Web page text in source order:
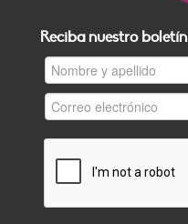
Reciba nuestro boletín